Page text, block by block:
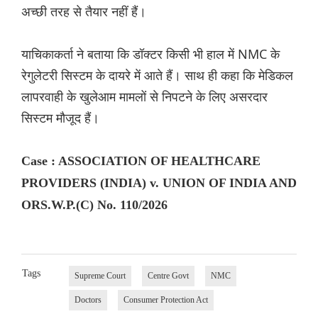
अच्छी तरह से तैयार नहीं हैं।
याचिकाकर्ता ने बताया कि डॉक्टर किसी भी हाल में NMC के
रेगुलेटरी सिस्टम के दायरे में आते हैं। साथ ही कहा कि मेडिकल
लापरवाही के खुलेआम मामलों से निपटने के लिए असरदार
सिस्टम मौजूद हैं।
Case : ASSOCIATION OF HEALTHCARE
PROVIDERS (INDIA) v. UNION OF INDIA AND
ORS.W.P.(C) No. 110/2026
Tags Supreme Court Centre Govt NMC
Doctors Consumer Protection Act